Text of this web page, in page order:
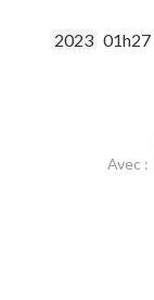
2023 01h27
Avec :